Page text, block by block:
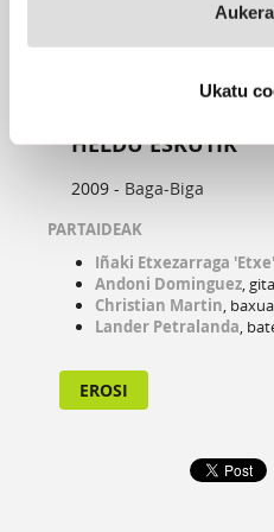
Ukatu
HELDU ESKUTIK
2009 - Baga-Biga
PARTAIDEAK
Iñaki Etxezarraga 'Etxe'
Andoni Dominguez,
Christian Martin, baxua
Lander Petralanda,
EROSI